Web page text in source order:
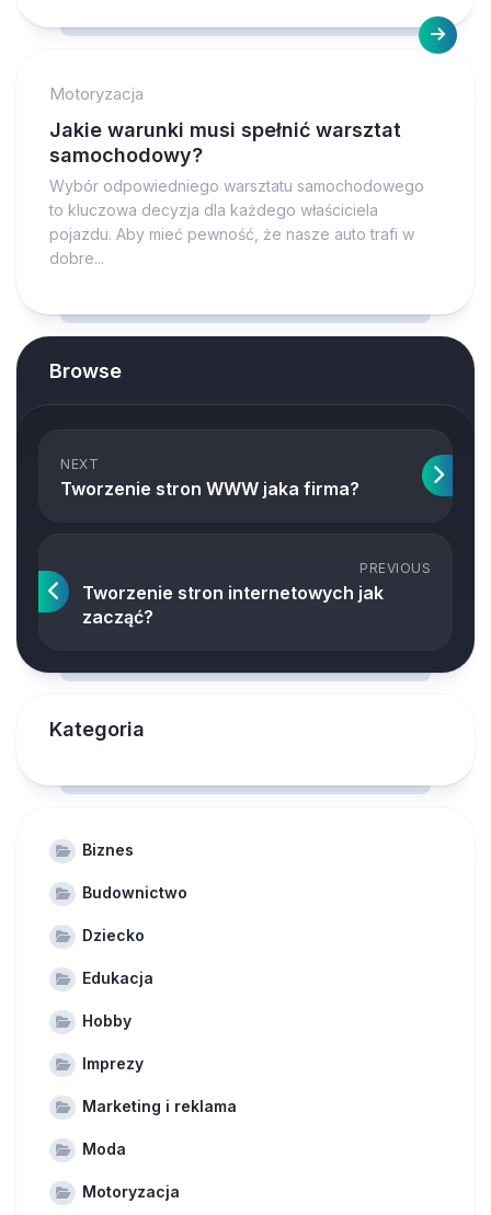
Motoryzacja
Jakie warunki musi spełnić warsztat
samochodowy?
Wybór odpowiedniego warsztatu samochodowego
to kluczowa decyzja dla każdego właściciela
pojazdu. Aby mieć pewność, że nasze auto trafi w
dobre...
Browse
NEXT
Tworzenie stron WWW jaka firma?
PREVIOUS
Tworzenie stron internetowych jak
zacząć?
Kategoria
Biznes
Budownictwo
Dziecko
Edukacja
Hobby
Imprezy
Marketing i reklama
Moda
Motoryzacja